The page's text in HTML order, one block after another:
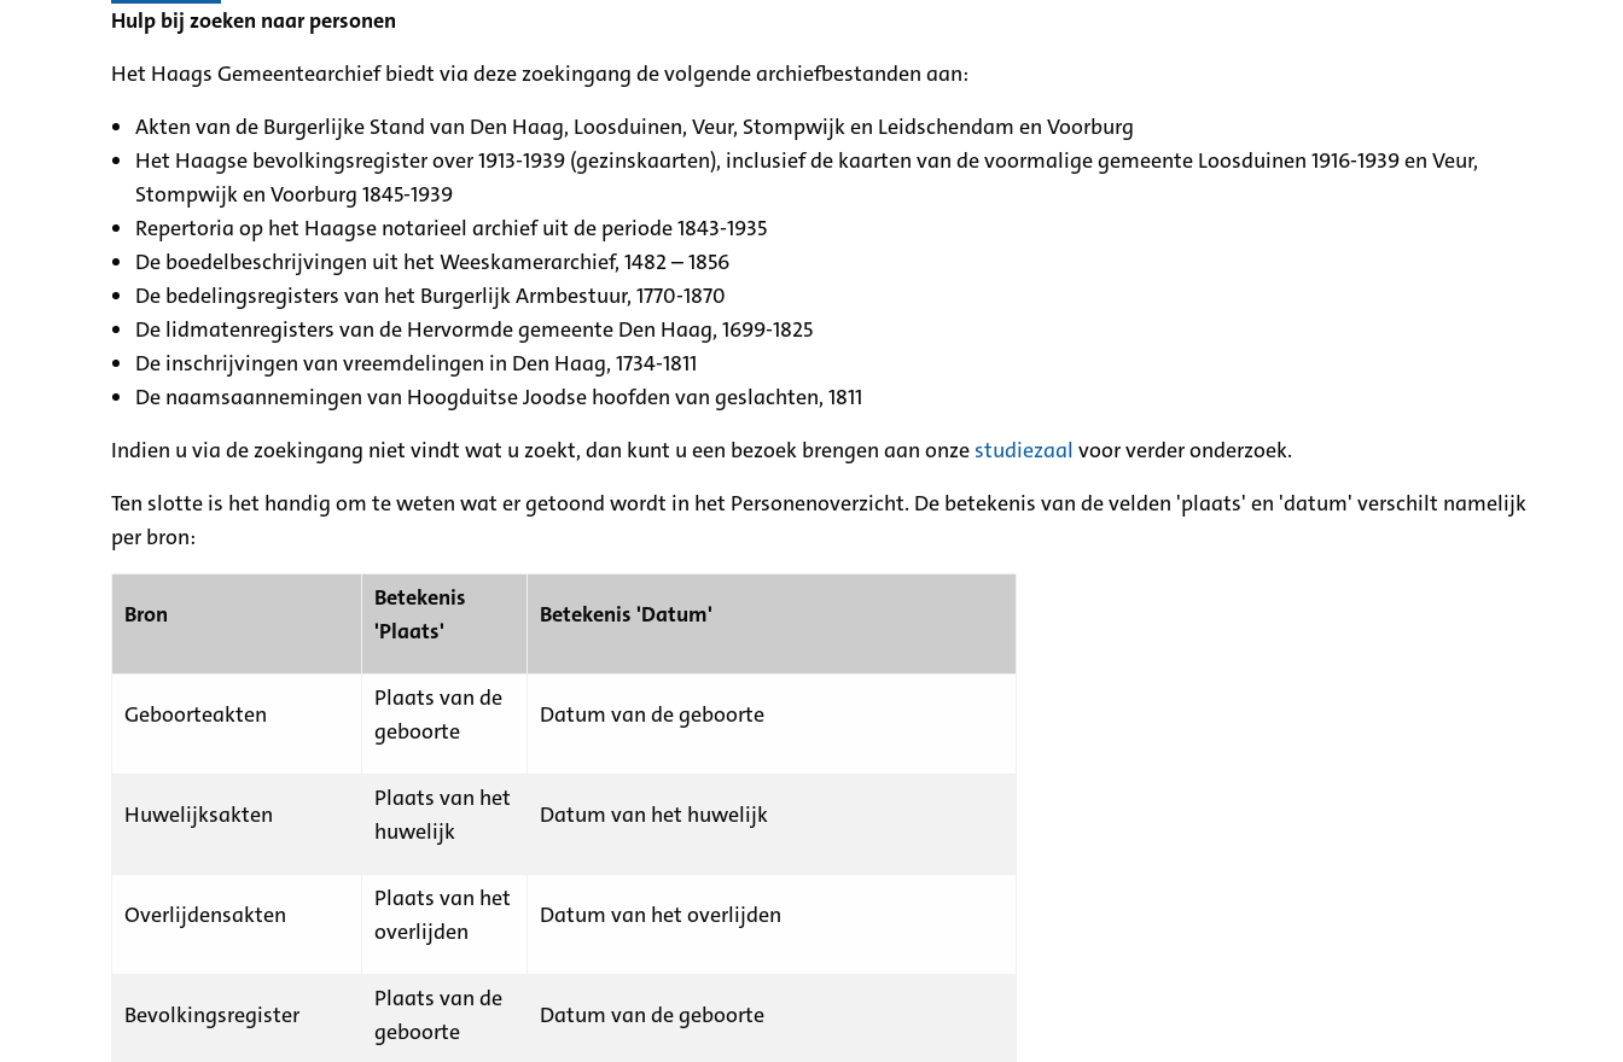
Hulp bij zoeken naar personen
Het Haags Gemeentearchief biedt via deze zoekingang de volgende archiefbestanden aan:
Akten van de Burgerlijke Stand van Den Haag, Loosduinen, Veur, Stompwijk en Leidschendam en Voorburg
Het Haagse bevolkingsregister over 1913-1939 (gezinskaarten), inclusief de kaarten van de voormalige gemeente Loosduinen 1916-1939 en Veur,
Stompwijk en Voorburg 1845-1939
Repertoria op het Haagse notarieel archief uit de periode 1843-1935
De boedelbeschrijvingen uit het Weeskamerarchief, 1482 – 1856
De bedelingsregisters van het Burgerlijk Armbestuur, 1770-1870
De lidmatenregisters van de Hervormde gemeente Den Haag, 1699-1825
De inschrijvingen van vreemdelingen in Den Haag, 1734-1811
De naamsaannemingen van Hoogduitse Joodse hoofden van geslachten, 1811
Indien u via de zoekingang niet vindt wat u zoekt, dan kunt u een bezoek brengen aan onze studiezaal voor verder onderzoek.
Ten slotte is het handig om te weten wat er getoond wordt in het Personenoverzicht. De betekenis van de velden 'plaats' en 'datum' verschilt namelijk
per bron:
Bron
Betekenis
'Plaats'
Betekenis 'Datum'
Geboorteakten
Plaats van de
geboorte
Datum van de geboorte
Huwelijksakten
Plaats van het
huwelijk
Datum van het huwelijk
Overlijdensakten
Plaats van het
overlijden
Datum van het overlijden
Bevolkingsregister
Plaats van de
geboorte
Datum van de geboorte